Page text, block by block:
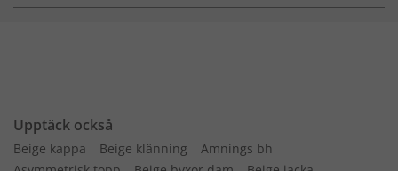
Upptäck också
Beige kappa Beige klänning
Amnings bh